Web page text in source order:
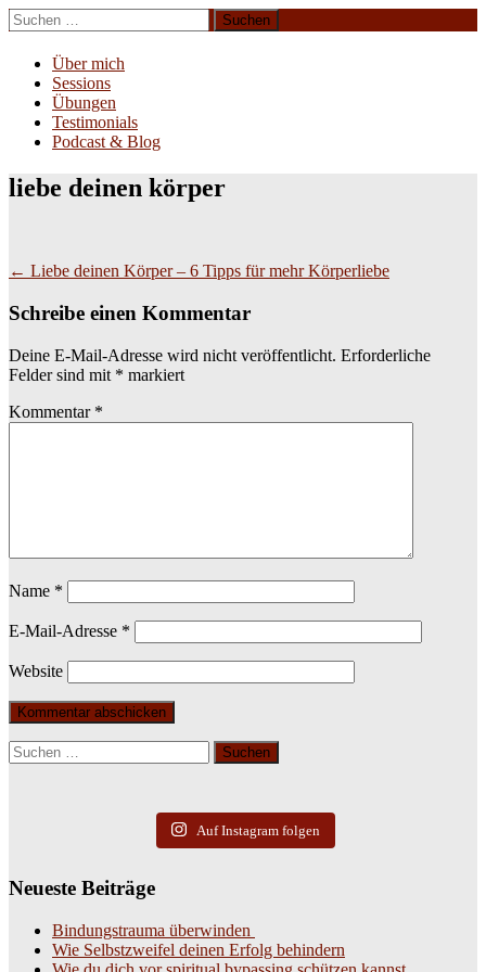
Zum
Inhalt
springen
Suchen
nach:
Über mich
Sessions
Übungen
Testimonials
Podcast & Blog
liebe deinen körper
Beitragsnavigation
← Liebe deinen Körper – 6 Tipps für mehr Körperliebe
Schreibe einen Kommentar
Deine E-Mail-Adresse wird nicht veröffentlicht. Erforderliche
Felder sind mit * markiert
Kommentar *
Name *
E-Mail-Adresse *
Website
Suchen
nach:
Auf Instagram folgen
Neueste Beiträge
Bindungstrauma überwinden
Wie Selbstzweifel deinen Erfolg behindern